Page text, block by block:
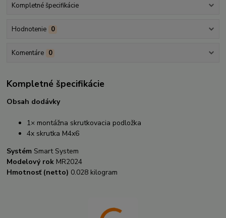
Kompletné špecifikácie
Hodnotenie 0
Komentáre 0
Kompletné špecifikácie
Obsah dodávky
1× montážna skrutkovacia podložka
4x skrutka M4x6
Systém Smart System
Modelový rok MR2024
Hmotnosť (netto) 0.028 kilogram